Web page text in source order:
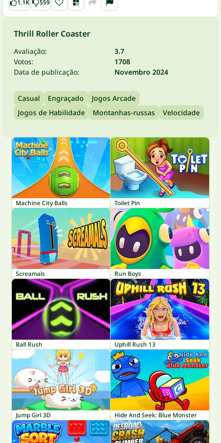
1.1K 559
Thrill Roller Coaster
Avaliação:
3.7
Votos:
1708
Data de publicação:
Novembro 2024
Casual Engraçado
Jogos Arcade
Jogos de Habilidade
Montanhas-russas Velocidade
Machine City Balls Toilet Pin
Screamals Run Boys
Ball Rush Uphill Rush 13
Jump Girl 3D Hide And Seek: Blue Monster